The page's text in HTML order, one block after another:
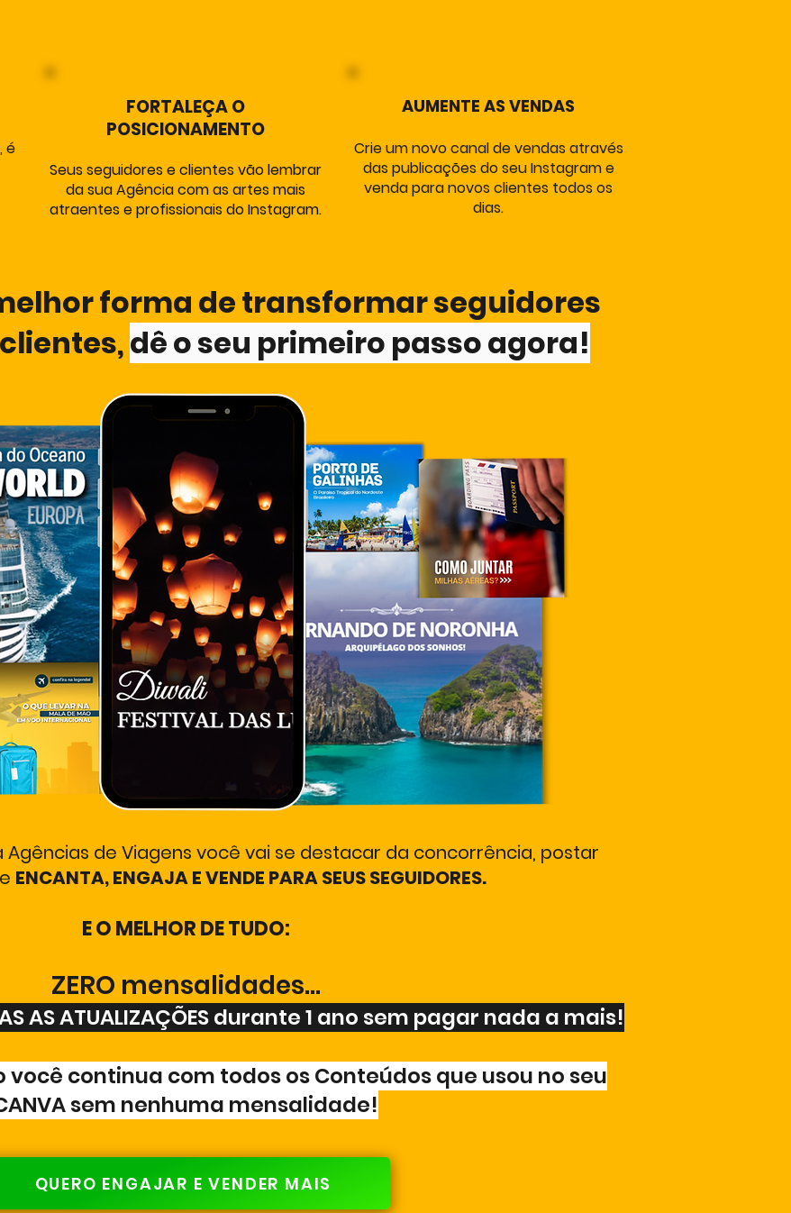
é
FORTALEÇA O
POSICIONAMENTO
Seus seguidores e clientes vão lembrar
da sua Agência com as artes mais
atraentes e profissionais do Instagram.
AUMENTE AS VENDAS
Crie um novo canal de vendas através
das publicações do seu Instagram e
venda para novos clientes todos os
dias.
forma de transformar seguidores
dê o seu primeiro passo agora!
Agências de Viagens você vai se destacar da concorrência, postar
ENCANTA, ENGAJA E VENDE PARA SEUS SEGUIDORES.
E O MELHOR DE TUDO:
ZERO mensalidades...
AS ATUALIZAÇÕES durante 1 ano sem pagar nada a mais!
você continua com todos os Conteúdos que usou no seu
sem nenhuma mensalidade!
QUERO ENGAJAR E VENDER MAIS